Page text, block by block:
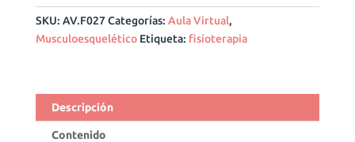
SKU: AV.F027 Categorías: Aula Virtual,
Musculoesquelético Etiqueta: fisioterapia
Descripción
Contenido